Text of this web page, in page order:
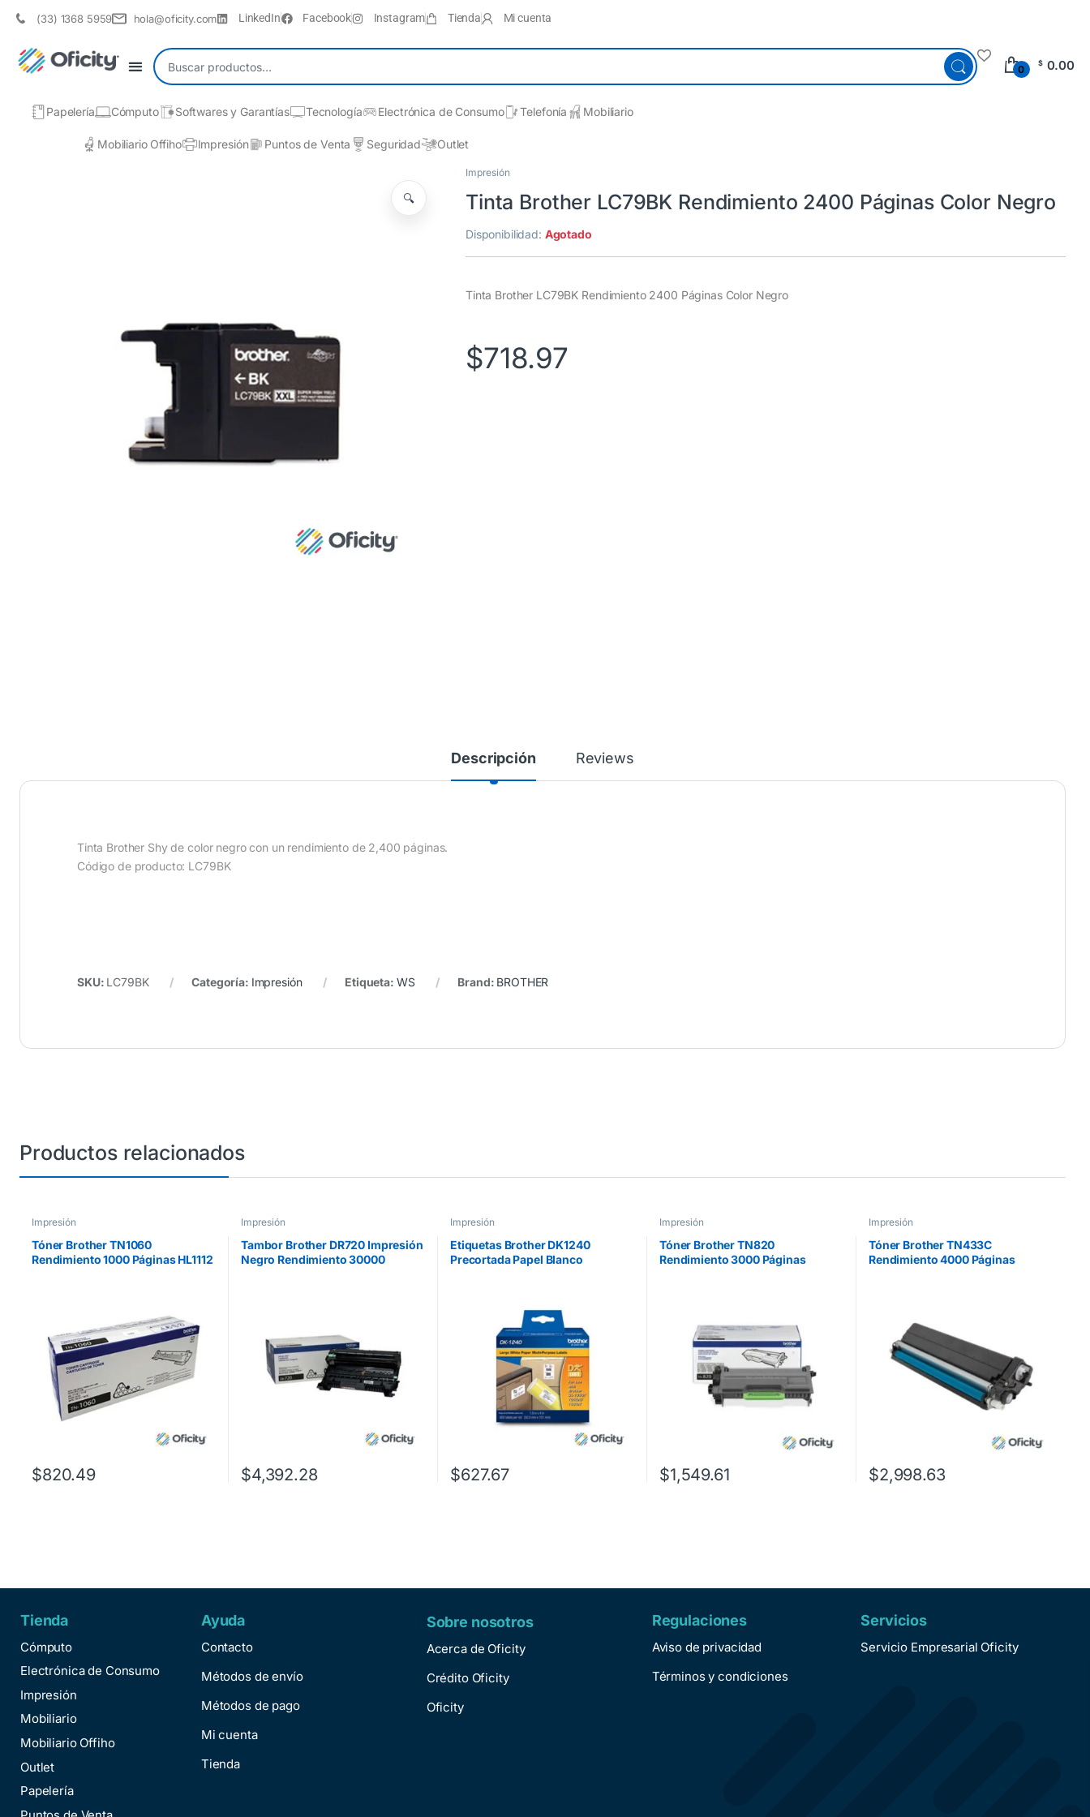
(33) 1368 5959 hola@oficity.com LinkedIn Facebook Instagram Tienda Mi cuenta
0
$ 0.00
Papelería Cómputo Softwares y Garantías Tecnología Electrónica de Consumo Telefonía Mobiliario
Mobiliario Offiho Impresión Puntos de Venta Seguridad Outlet
🔍
Impresión
Tinta Brother LC79BK Rendimiento 2400 Páginas Color Negro
Disponibilidad: Agotado
Tinta Brother LC79BK Rendimiento 2400 Páginas Color Negro
$718.97
Descripción Reviews
Tinta Brother Shy de color negro con un rendimiento de 2,400 páginas.
Código de producto: LC79BK
SKU: LC79BK Categoría: Impresión Etiqueta: WS Brand: BROTHER
Productos relacionados
Impresión
Tóner Brother TN1060
Rendimiento 1000 Páginas HL1112
$820.49
Impresión
Tambor Brother DR720 Impresión
Negro Rendimiento 30000
$4,392.28
Impresión
Etiquetas Brother DK1240
Precortada Papel Blanco
$627.67
Impresión
Tóner Brother TN820
Rendimiento 3000 Páginas
$1,549.61
Impresión
Tóner Brother TN433C
Rendimiento 4000 Páginas
$2,998.63
Tienda
Cómputo
Electrónica de Consumo
Impresión
Mobiliario
Mobiliario Offiho
Outlet
Papelería
Ayuda
Contacto
Métodos de envío
Métodos de pago
Mi cuenta
Tienda
Sobre nosotros
Acerca de Oficity
Crédito Oficity
Oficity
Regulaciones
Aviso de privacidad
Términos y condiciones
Servicios
Servicio Empresarial Oficity